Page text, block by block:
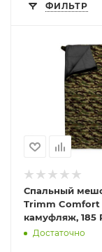
ФИЛЬТР
Спальный
Trimm Comfort
камуфляж, 185
Достаточно